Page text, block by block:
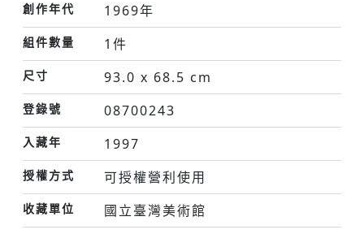
創作年代 1969年
組件數量 1件
尺寸 93.0 x 68.5 cm
登錄號 08700243
入藏年 1997
授權方式 可授權營利使用
收藏單位 國立臺灣美術館